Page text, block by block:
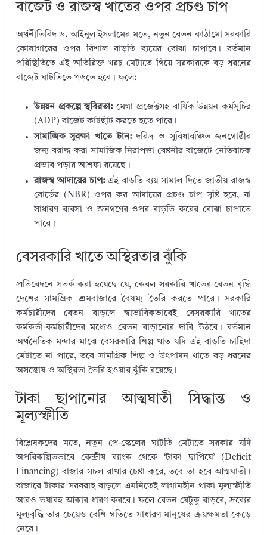
বাজেট ও রাজস্ব খাতের ওপর প্রচণ্ড চাপ
অর্থনীতিবিদ ড. আইনুল ইসলামের মতে, নতুন বেতন কাঠামো সরকারি
কোষাগারের ওপর বিশাল বাড়তি ব্যয়ের বোঝা চাপাবে। বর্তমান
পরিস্থিতিতে এই অতিরিক্ত খরচ মেটাতে গিয়ে সরকারকে বড় ধরনের
বাজেট ঘাটতিতে পড়তে হবে। ফলে:
উন্নয়ন প্রকল্পে স্থবিরতা:মেগা প্রজেক্টসহ বার্ষিক উন্নয়ন কর্মসূচির
(ADP) বাজেট কাটছাঁট করতে হতে পারে।
সামাজিক সুরক্ষা খাতে টান:দরিদ্র ও সুবিধাবঞ্চিত জনগোষ্ঠীর
জন্য বরাদ্দ করা সামাজিক নিরাপত্তা বেষ্টনীর বাজেটে নেতিবাচক
প্রভাব পড়ার আশঙ্কা রয়েছে।
রাজস্ব আদায়ের চাপ:এই বাড়তি ব্যয় সামাল দিতে জাতীয় রাজস্ব
বোর্ডের (NBR) ওপর কর আদায়ের প্রচণ্ড চাপ সৃষ্টি হবে, যা
সাধারণ ব্যবসা ও জনগণের ওপর বাড়তি করের বোঝা চাপাতে
পারে।
বেসরকারি খাতে অস্থিরতার ঝুঁকি
প্রতিবেদনে সতর্ক করা হয়েছে যে, কেবল সরকারি খাতের বেতন বৃদ্ধি
দেশের সামগ্রিক শ্রমবাজারে বৈষম্য তৈরি করতে পারে। সরকারি
কর্মচারীদের বেতন বাড়লে স্বাভাবিকভাবেই বেসরকারি খাতের
কর্মকর্তা-কর্মচারীদের মধ্যেও বেতন বাড়ানোর দাবি উঠবে। বর্তমান
অর্থনৈতিক মন্দার মাঝে বেসরকারি শিল্প খাত যদি এই বাড়তি চাহিদা
মেটাতে না পারে, তবে সামগ্রিক শিল্প ও উৎপাদন খাতে বড় ধরনের
অসন্তোষ ও অস্থিরতা তৈরি হওয়ার ঝুঁকি রয়েছে।
টাকা ছাপানোর আত্মঘাতী সিদ্ধান্ত ও
মূল্যস্ফীতি
বিশ্লেষকদের মতে, নতুন পে-স্কেলের ঘাটতি মেটাতে সরকার যদি
অপরিকল্পিতভাবে কেন্দ্রীয় ব্যাংক থেকে ‘টাকা ছাপিয়ে’ (Deficit
Financing) বাজার সচল রাখার চেষ্টা করে, তবে তা হবে আত্মঘাতী।
বাজারে টাকার সরবরাহ বাড়লে এমনিতেই লাগামহীন থাকা মূল্যস্ফীতি
আরও ভয়াবহ আকার ধারণ করবে। ফলে বেতন যেটুকু বাড়বে, দ্রব্যের
মূল্যবৃদ্ধি তার চেয়েও বেশি গতিতে সাধারণ মানুষের ক্রয়ক্ষমতা কেড়ে
নেবে।